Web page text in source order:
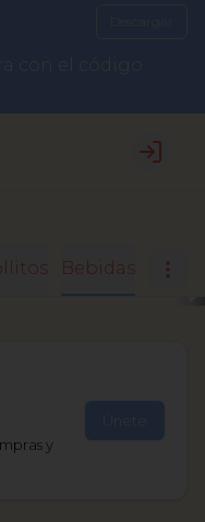
con el código
Login
Bebidas
y
Únete